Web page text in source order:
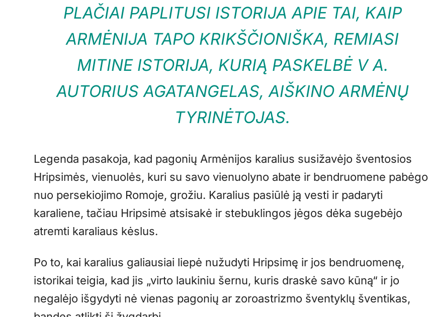
PLAČIAI PAPLITUSI ISTORIJA APIE TAI, KAIP
ARMĖNIJA TAPO KRIKŠČIONIŠKA, REMIASI
MITINE ISTORIJA, KURIĄ PASKELBĖ V A.
AUTORIUS AGATANGELAS, AIŠKINO ARMĖNŲ
TYRINĖTOJAS.
Legenda pasakoja, kad pagonių Armėnijos karalius susižavėjo šventosios
Hripsimės, vienuolės, kuri su savo vienuolyno abate ir bendruomene pabėgo
nuo persekiojimo Romoje, grožiu. Karalius pasiūlė ją vesti ir padaryti
karaliene, tačiau Hripsimė atsisakė ir stebuklingos jėgos dėka sugebėjo
atremti karaliaus kėslus.
Po to, kai karalius galiausiai liepė nužudyti Hripsimę ir jos bendruomenę,
istorikai teigia, kad jis „virto laukiniu šernu, kuris draskė savo kūną“ ir jo
negalėjo išgydyti nė vienas pagonių ar zoroastrizmo šventyklų šventikas,